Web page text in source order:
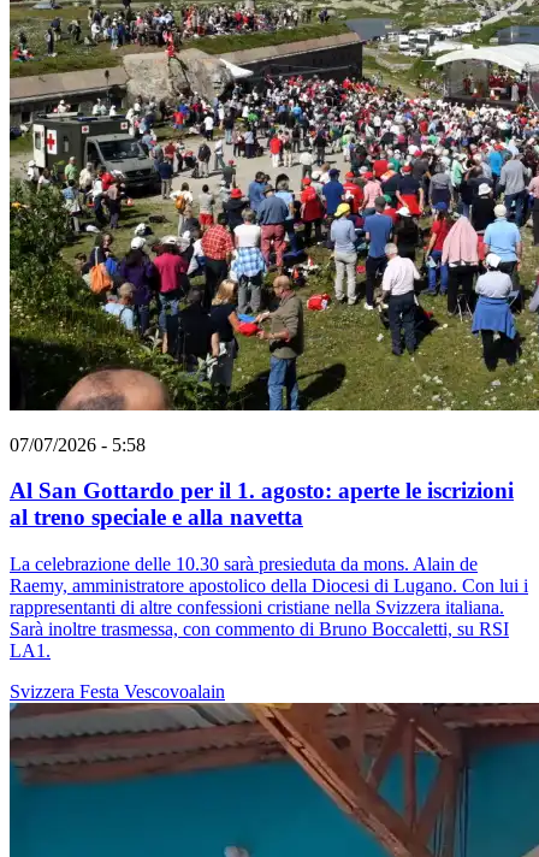
07/07/2026 - 5:58
Al San Gottardo per il 1. agosto: aperte le iscrizioni
al treno speciale e alla navetta
La celebrazione delle 10.30 sarà presieduta da mons. Alain de
Raemy, amministratore apostolico della Diocesi di Lugano. Con lui i
rappresentanti di altre confessioni cristiane nella Svizzera italiana.
Sarà inoltre trasmessa, con commento di Bruno Boccaletti, su RSI
LA1.
Svizzera Festa Vescovoalain